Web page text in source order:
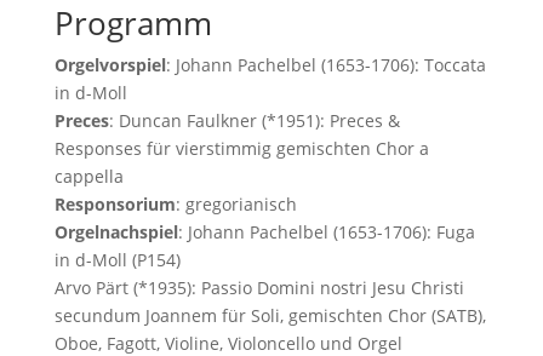
Programm
Orgelvorspiel: Johann Pachelbel (1653-1706): Toccata
in d-Moll
Preces: Duncan Faulkner (*1951): Preces &
Responses für vierstimmig gemischten Chor a
cappella
Responsorium: gregorianisch
Orgelnachspiel: Johann Pachelbel (1653-1706): Fuga
in d-Moll (P154)
Arvo Pärt (*1935): Passio Domini nostri Jesu Christi
secundum Joannem für Soli, gemischten Chor (SATB),
Oboe, Fagott, Violine, Violoncello und Orgel